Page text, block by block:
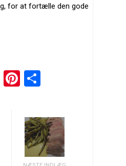
for at fortælle den gode
EmailPinterest